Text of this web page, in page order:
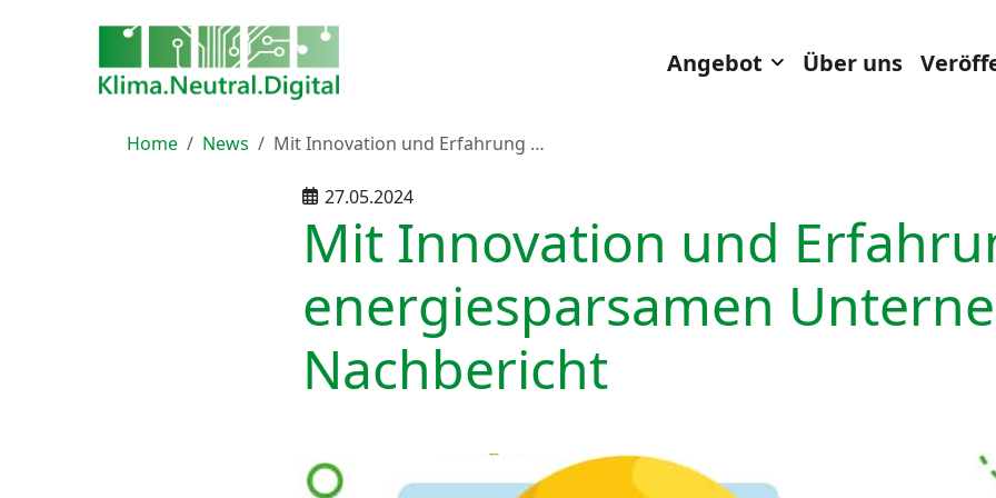
Angebot Toggle Dropdown
Über uns
Home News Mit Innovation und Erfahrung …
27.05.2024
Mit Innovation und
energiesparsamen
Nachbericht